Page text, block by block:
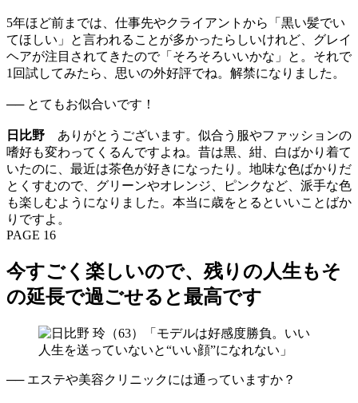
5年ほど前までは、仕事先やクライアントから「黒い髪でい
てほしい」と言われることが多かったらしいけれど、グレイ
ヘアが注目されてきたので「そろそろいいかな」と。それで
1回試してみたら、思いの外好評でね。解禁になりました。
── とてもお似合いです！
日比野 ありがとうございます。似合う服やファッションの
嗜好も変わってくるんですよね。昔は黒、紺、白ばかり着て
いたのに、最近は茶色が好きになったり。地味な色ばかりだ
とくすむので、グリーンやオレンジ、ピンクなど、派手な色
も楽しむようになりました。本当に歳をとるといいことばか
りですよ。
PAGE 16
今すごく楽しいので、残りの人生もそ
の延長で過ごせると最高です
── エステや美容クリニックには通っていますか？